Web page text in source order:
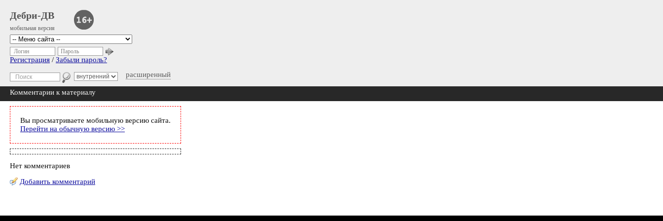
Дебри-ДВ
мобильная версия
расширенный
Логин Пароль
Регистрация / Забыли пароль?
Комментарии к материалу
Вы просматриваете мобильную версию сайта.
Перейти на обычную версию >>
Нет комментариев
Добавить комментарий